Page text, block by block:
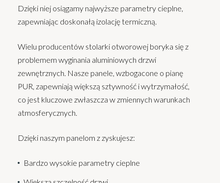
Dzięki niej osiągamy najwyższe parametry cieplne,
zapewniając doskonałą izolację termiczną.
Wielu producentów stolarki otworowej boryka się z
problemem wyginania aluminiowych drzwi
zewnętrznych. Nasze panele, wzbogacone o pianę
PUR, zapewniają większą sztywność i wytrzymałość,
co jest kluczowe zwłaszcza w zmiennych warunkach
atmosferycznych.
Dzięki naszym panelom z zyskujesz:
Bardzo wysokie parametry cieplne